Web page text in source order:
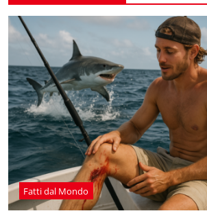
Fatti dal Mondo